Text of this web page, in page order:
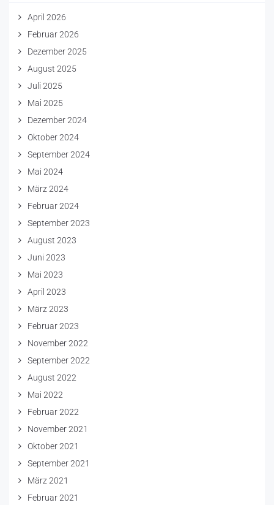
April 2026
Februar 2026
Dezember 2025
August 2025
Juli 2025
Mai 2025
Dezember 2024
Oktober 2024
September 2024
Mai 2024
März 2024
Februar 2024
September 2023
August 2023
Juni 2023
Mai 2023
April 2023
März 2023
Februar 2023
November 2022
September 2022
August 2022
Mai 2022
Februar 2022
November 2021
Oktober 2021
September 2021
März 2021
Februar 2021